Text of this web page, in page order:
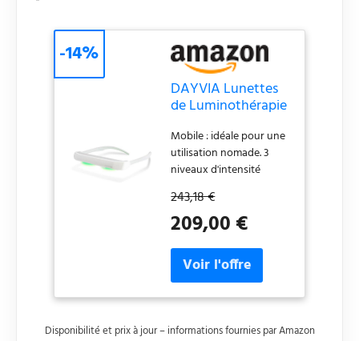
DAYVIA Lunettes
de Luminothérapie
Simulation de la
Lumière du Jour, 3
Niveaux d'Intensité
Ajustables, Timer
Intégré, Blanc et
Gris, Agréement CE
Fabrication
Française
Mobile : idéale pour une
utilisation nomade. 3
niveaux d'intensité
Autonome : SUNACTIV
dispose d'une
autonomie de batterie
entre 3 et 5 heures.
Légère : design compact
et léger (50 g). Pratique :
convient aux porteurs
de lunettes.
243,18 €
209,00 €
-14%
Disponibilité et prix à jour – informations fournies par Amazon